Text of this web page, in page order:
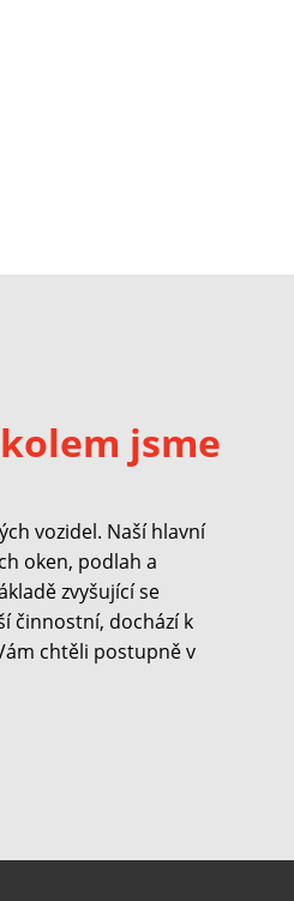
jsme
vozidel. Naší hlavní
oken, podlah a
zvyšující se
činnostní, dochází k
chtěli postupně v